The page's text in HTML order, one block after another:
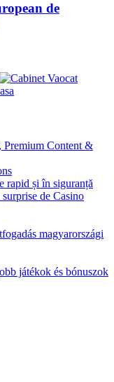
de
Premium Content &
rapid și în siguranță
de Casino
magyarországi
játékok és bónuszok